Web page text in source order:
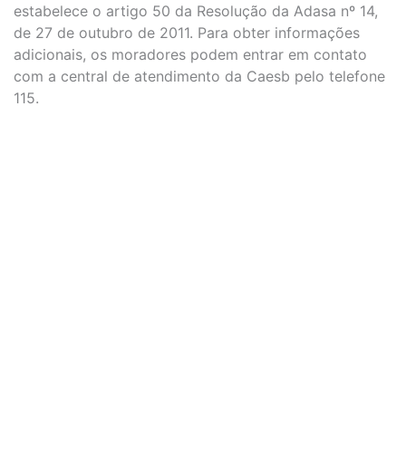
estabelece o artigo 50 da Resolução da Adasa nº 14,
de 27 de outubro de 2011. Para obter informações
adicionais, os moradores podem entrar em contato
com a central de atendimento da Caesb pelo telefone
115.